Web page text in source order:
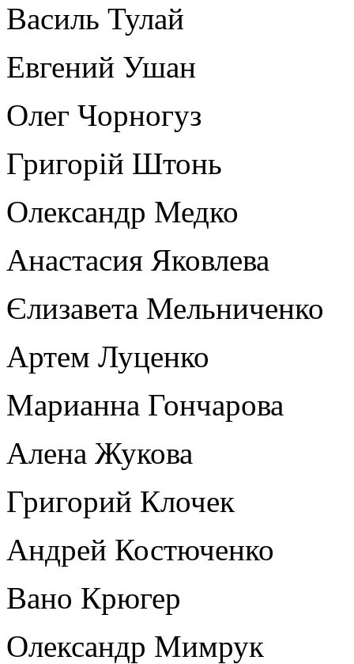
Василь Тулай
Евгений Ушан
Олег Чорногуз
Григорій Штонь
Олександр Медко
Анастасия Яковлева
Єлизавета Мельниченко
Артем Луценко
Марианна Гончарова
Алена Жукова
Григорий Клочек
Андрей Костюченко
Вано Крюгер
Олександр Мимрук